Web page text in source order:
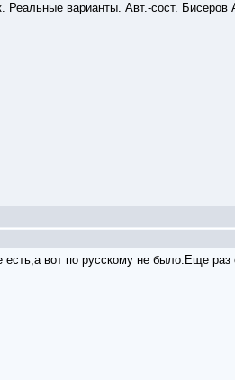
Реальные варианты. Авт.-сост.
есть,а вот по русскому не было.Еще раз